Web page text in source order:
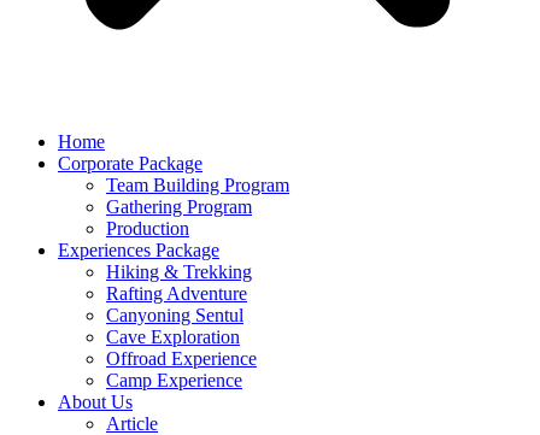
Home
Corporate Package
Team Building Program
Gathering Program
Production
Experiences Package
Hiking & Trekking
Rafting Adventure
Canyoning Sentul
Cave Exploration
Offroad Experience
Camp Experience
About Us
Article